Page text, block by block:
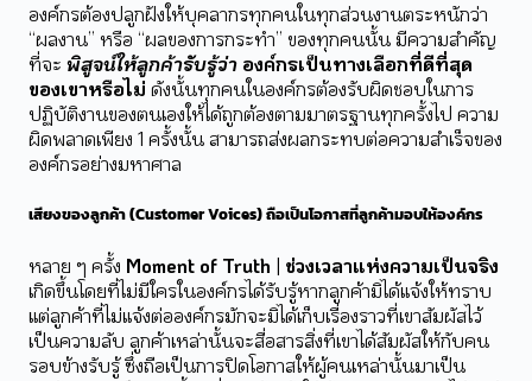
องค์กรต้องปลูกฝังให้บุคลากรทุกคนในทุกส่วนงานตระหนักว่า
“ผลงาน” หรือ “ผลของการกระทำ” ของทุกคนนั้น มีความสำคัญ
ที่จะ พิสูจน์ให้ลูกค้ารับรู้ว่า องค์กรเป็นทางเลือกที่ดีที่สุด
ของเขาหรือไม่ ดังนั้นทุกคนในองค์กรต้องรับผิดชอบในการ
ปฏิบัติงานของตนเองให้ได้ถูกต้องตามมาตรฐานทุกครั้งไป ความ
ผิดพลาดเพียง 1 ครั้งนั้น สามารถส่งผลกระทบต่อความสำเร็จของ
องค์กรอย่างมหาศาล
เสียงของลูกค้า (Customer Voices) ถือเป็นโอกาสที่ลูกค้ามอบให้องค์กร
หลาย ๆ ครั้ง Moment of Truth | ช่วงเวลาแห่งความเป็นจริง
เกิดขึ้นโดยที่ไม่มีใครในองค์กรได้รับรู้หากลูกค้ามิได้แจ้งให้ทราบ
แต่ลูกค้าที่ไม่แจ้งต่อองค์กรมักจะมิได้เก็บเรื่องราวที่เขาสัมผัสไว้
เป็นความลับ ลูกค้าเหล่านั้นจะสื่อสารสิ่งที่เขาได้สัมผัสให้กับคน
รอบข้างรับรู้ ซึ่งถือเป็นการปิดโอกาสให้ผู้คนเหล่านั้นมาเป็น